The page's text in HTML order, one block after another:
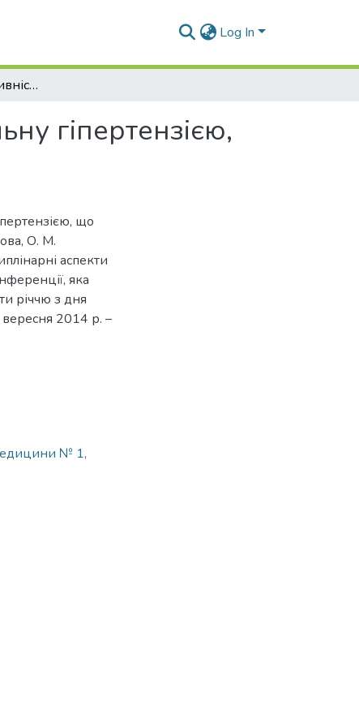
Log In
Проапопотична активність у хворих на артеріальну гіпертензією, що асоційована з цукровим діабетом 2 типу
гіпертензією,
що
О. М.
аспекти
яка
річчю з дня
2014 р. –
№ 1,